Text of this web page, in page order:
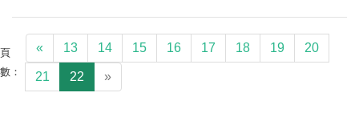
頁
數：
« 13 14 15 16 17 18 19 20
21 22 »